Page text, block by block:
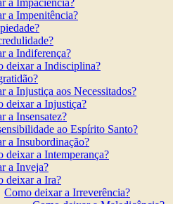
a Impaciência?
a Impenitência?
a Indiferença?
deixar a Indisciplina?
a Injustiça aos Necessitados?
deixar a Injustiça?
a Insensatez?
ao Espírito Santo?
a Insubordinação?
deixar a Intemperança?
a Inveja?
deixar a Ira?
Como deixar a Irreverência?